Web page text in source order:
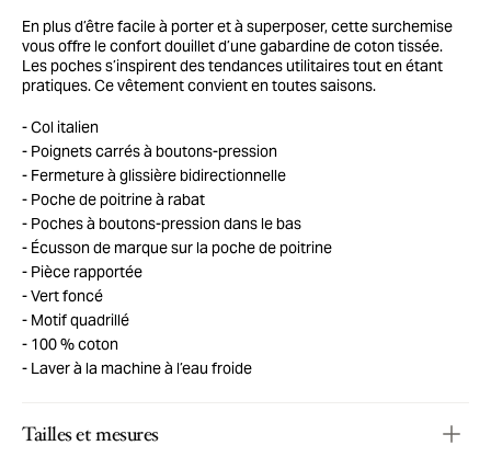
En plus d’être facile à porter et à superposer, cette surchemise
vous offre le confort douillet d’une gabardine de coton tissée.
Les poches s’inspirent des tendances utilitaires tout en étant
pratiques. Ce vêtement convient en toutes saisons.
Col italien
Poignets carrés à boutons-pression
Fermeture à glissière bidirectionnelle
Poche de poitrine à rabat
Poches à boutons-pression dans le bas
Écusson de marque sur la poche de poitrine
Pièce rapportée
Vert foncé
Motif quadrillé
100 % coton
Laver à la machine à l’eau froide
Tailles et mesures